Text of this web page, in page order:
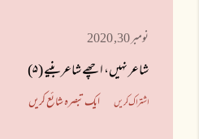
نومبر 30, 2020
شاعر نہیں، اچھے شاعر بنیے (۵)
اشتراک کریں ایک تبصرہ شائع کریں